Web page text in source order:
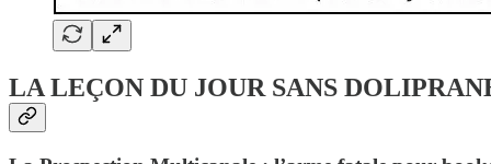
LA LEÇON DU JOUR SANS